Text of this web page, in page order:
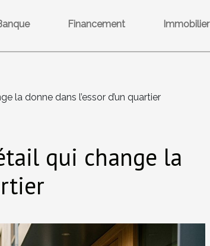
Financement Immobilier
la donne dans l’essor d’un quartier
qui change la